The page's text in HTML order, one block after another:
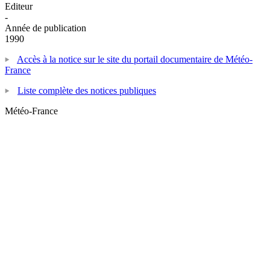
Editeur
-
Année de publication
1990
Accès à la notice sur le site du portail documentaire de Météo-
France
Liste complète des notices publiques
Météo-France